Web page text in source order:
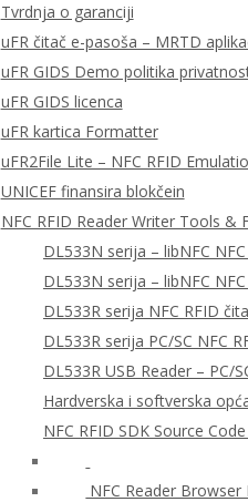
Tvrdnja o garanciji
uFR čitač e-pasoša – MRTD
uFR GIDS Demo politika
uFR GIDS licenca
uFR kartica Formatter
uFR2File Lite – NFC RFID
UNICEF finansira blokčein
NFC RFID Reader Writer Tools &
DL533N serija – libNFC
DL533N serija – libNFC
DL533R serija NFC RFID
DL533R serija PC/SC NFC
DL533R USB Reader – PC/
Hardverska i softverska
NFC RFID SDK Source
NFC Reader Browser